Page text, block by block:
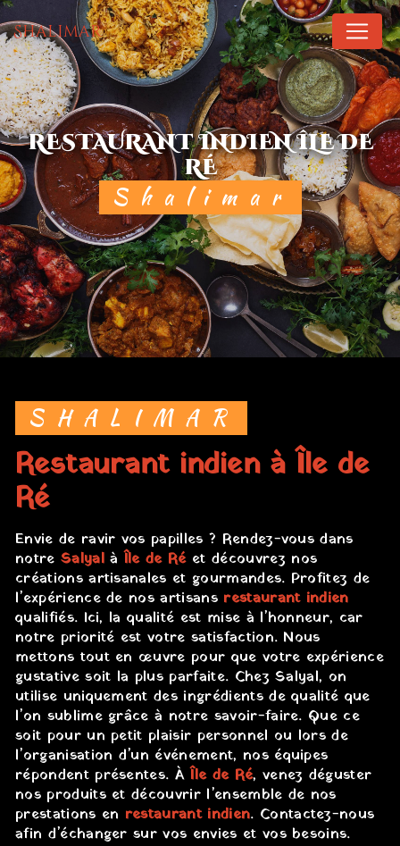
Shalimar
RESTAURANT INDIEN ÎLE DE
RÉ
Shalimar
SHALIMAR
restaurant indien à Île de
Ré
Envie de ravir vos papilles ? Rendez-vous dans
notre SalyalàÎle de Réet découvrez nos
créations artisanales et gourmandes. Profitez de
l’expérience de nos artisans restaurant indien
qualifiés. Ici, la qualité est mise à l’honneur, car
notre priorité est votre satisfaction. Nous
mettons tout en œuvre pour que votre expérience
gustative soit la plus parfaite. Chez Salyal, on
utilise uniquement des ingrédients de qualité que
l’on sublime grâce à notre savoir-faire. Que ce
soit pour un petit plaisir personnel ou lors de
l’organisation d’un événement, nos équipes
répondent présentes. ÀÎle de Ré, venez déguster
nos produits et découvrir l’ensemble de nos
prestations en restaurant indien. Contactez-nous
afin d’échanger sur vos envies et vos besoins.
Panneau de gestion des cookies